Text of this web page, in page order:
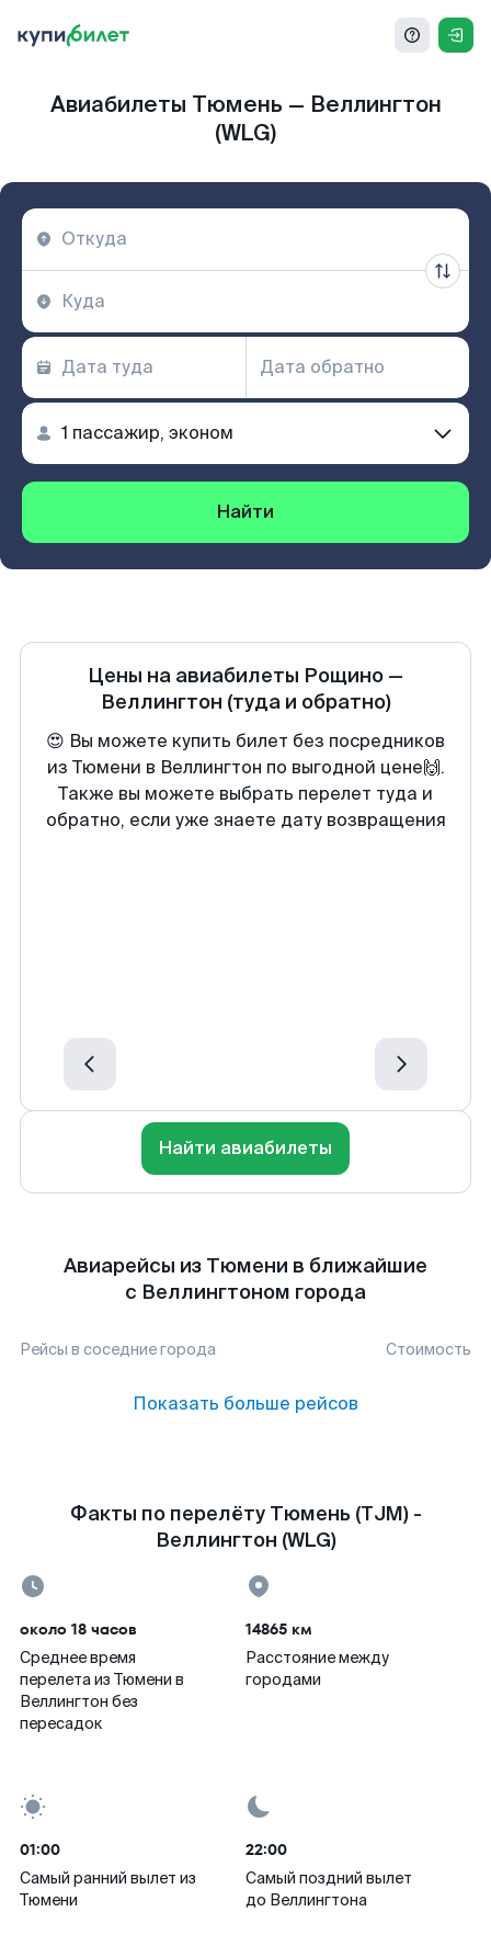
Авиабилеты Тюмень — Веллингтон
(WLG)
Найти
Цены на авиабилеты Рощино —
Веллингтон (туда и обратно)
😍 Вы можете купить билет без посредников
из Тюмени в Веллингтон по выгодной цене🙌.
Также вы можете выбрать перелет туда и
обратно, если уже знаете дату возвращения
Найти авиабилеты
Авиарейсы из Тюмени в ближайшие
с Веллингтоном города
Рейсы в соседние города Стоимость
Показать больше рейсов
Факты по перелёту Тюмень (TJM) -
Веллингтон (WLG)
около 18 часов
Среднее время
перелета из Тюмени в
Веллингтон без
пересадок
14865 км
Расстояние между
городами
01:00
Самый ранний вылет из
Тюмени
22:00
Самый поздний вылет
до Веллингтона